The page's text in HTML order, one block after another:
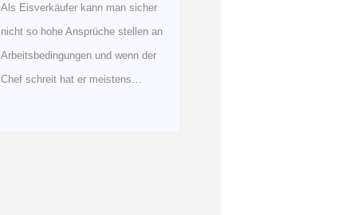
Als Eisverkäufer kann man sicher
nicht so hohe Ansprüche stellen an
Arbeitsbedingungen und wenn der
Chef schreit hat er meistens…